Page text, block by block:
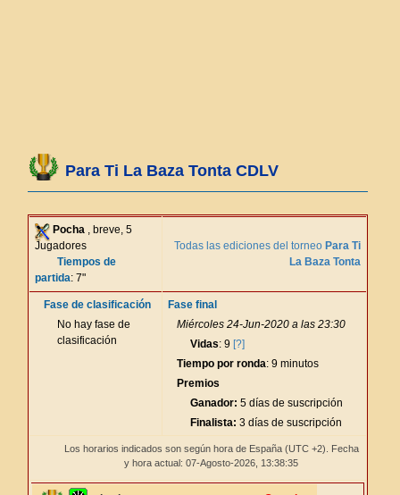
Para Ti La Baza Tonta CDLV
Pocha , breve, 5
Jugadores
Tiempos de
partida: 7"
Todas las ediciones del torneo Para Ti
La Baza Tonta
Fase de clasificación
No hay fase de
clasificación
Fase final
Miércoles 24-Jun-2020 a las 23:30
Vidas: 9 [?]
Tiempo por ronda: 9 minutos
Premios
Ganador: 5 días de suscripción
Finalista: 3 días de suscripción
Los horarios indicados son según hora de España (UTC +2). Fecha
y hora actual: 07-Agosto-2026, 13:38:36